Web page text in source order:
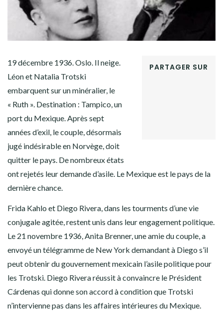
PARTAGER SUR
19 décembre 1936. Oslo. Il neige.
Léon et Natalia Trotski
embarquent sur un minéralier, le
« Ruth ». Destination : Tampico, un
port du Mexique. Après sept
années d’exil, le couple, désormais
jugé indésirable en Norvège, doit
quitter le pays. De nombreux états
ont rejetés leur demande d’asile. Le Mexique est le pays de la
dernière chance.
Frida Kahlo et Diego Rivera, dans les tourments d’une vie
conjugale agitée, restent unis dans leur engagement politique.
Le 21 novembre 1936, Anita Brenner, une amie du couple, a
envoyé un télégramme de New York demandant à Diego s’il
peut obtenir du gouvernement mexicain l’asile politique pour
les Trotski. Diego Rivera réussit à convaincre le Président
Cárdenas qui donne son accord à condition que Trotski
n’intervienne pas dans les affaires intérieures du Mexique.